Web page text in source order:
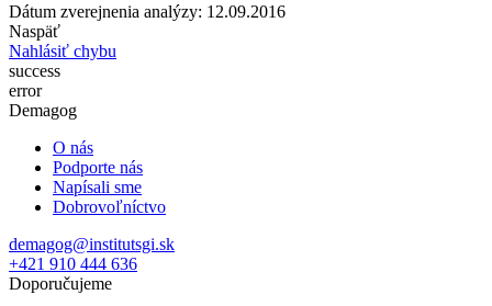
Dátum zverejnenia analýzy: 12.09.2016
Naspäť
Nahlásiť chybu
success
error
Demagog
O nás
Podporte nás
Napísali sme
Dobrovoľníctvo
demagog@institutsgi.sk
+421 910 444 636
Doporučujeme